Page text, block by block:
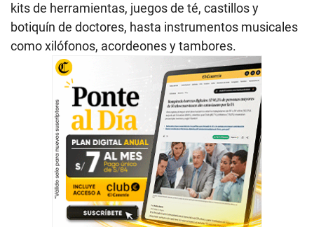
kits de herramientas, juegos de té, castillos y
botiquín de doctores, hasta instrumentos musicales
como xilófonos, acordeones y tambores.